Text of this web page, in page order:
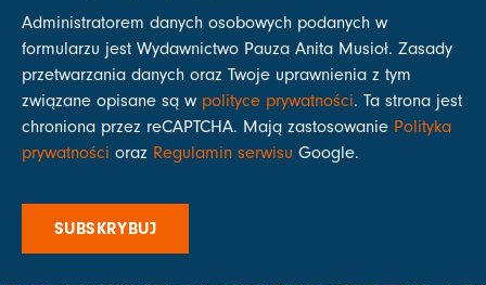
Administratorem danych osobowych podanych w
formularzu jest Wydawnictwo Pauza Anita Musioł. Zasady
przetwarzania danych oraz Twoje uprawnienia z tym
związane opisane są w polityce prywatności. Ta strona jest
chroniona przez reCAPTCHA. Mają zastosowanie Polityka
prywatności oraz Regulamin serwisu Google.
SUBSKRYBUJ